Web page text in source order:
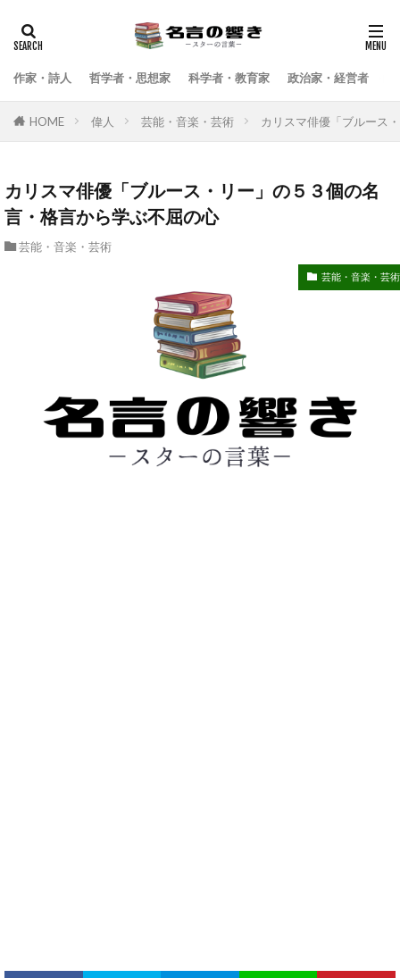
作家・詩人 哲学者・思想家 科学者・教育家 政治家・経営者
HOME 偉人 芸能・音楽・芸術 カリスマ俳優「ブルース
カリスマ俳優「ブルース・リー」の５３個の名
言・格言から学ぶ不屈の心
芸能・音楽・芸術
芸能・音楽・芸術
検索